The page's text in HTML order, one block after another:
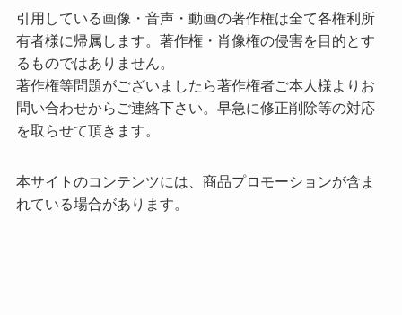
引用している画像・音声・動画の著作権は全て各権利所
有者様に帰属します。著作権・肖像権の侵害を目的とす
るものではありません。
著作権等問題がございましたら著作権者ご本人様よりお
問い合わせからご連絡下さい。早急に修正削除等の対応
を取らせて頂きます。
本サイトのコンテンツには、商品プロモーションが含ま
れている場合があります。